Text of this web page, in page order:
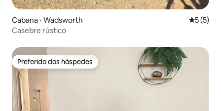
Cabana ⋅ Wadsworth 5 de
5 (5)
Casebre rústico
Preferido dos hóspedes
Preferido dos hóspedes